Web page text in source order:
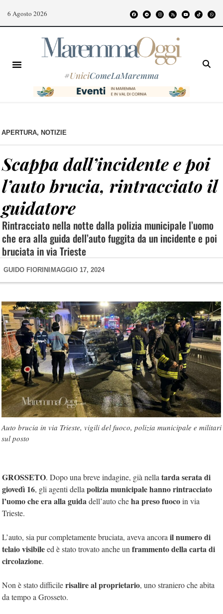
6 Agosto 2026
#UniciComeLaMaremma
APERTURA, NOTIZIE
Scappa dall’incidente e poi
l’auto brucia, rintracciato il
guidatore
Rintracciato nella notte dalla polizia municipale l’uomo
che era alla guida dell’auto fuggita da un incidente e poi
bruciata in via Trieste
GUIDO FIORINI MAGGIO 17, 2024
Auto brucia in via Trieste, vigili del fuoco, polizia municipale e militari
sul posto
GROSSETO. Dopo una breve indagine, già nella tarda serata di
giovedì 16, gli agenti della polizia municipale hanno rintracciato
l’uomo che era alla guidadell’auto cheha preso fuocoin via
Trieste.
L’auto, sia pur completamente bruciata, aveva ancora il numero di
telaio visibileed è stato trovato anche un frammento della carta di
circolazione.
Non è stato difficilerisalire al proprietario, uno straniero che abita
da tempo a Grosseto.